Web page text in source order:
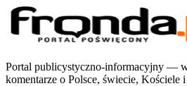
Portal publicystyczno-informacyjny —
komentarze o Polsce, świecie, Kościele